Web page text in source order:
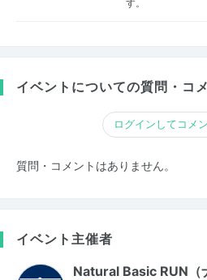
す。
イベントについての質問・コ
ログインしてコメ
質問・コメントはありません。
イベント主催者
Natural Basic RUN（